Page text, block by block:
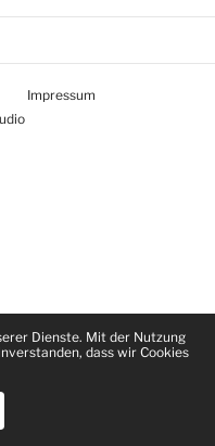
Dienste. Mit der Nutzung
dass wir Cookies
Impressum